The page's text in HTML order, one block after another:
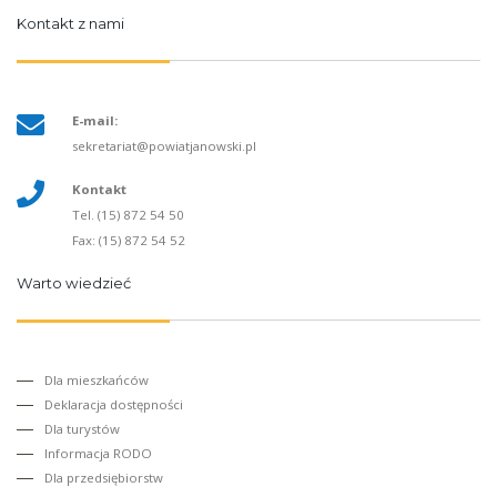
Kontakt z nami
E-mail:
sekretariat@powiatjanowski.pl
Kontakt
Tel. (15) 872 54 50
Fax: (15) 872 54 52
Warto wiedzieć
Dla mieszkańców
Deklaracja dostępności
Dla turystów
Informacja RODO
Dla przedsiębiorstw